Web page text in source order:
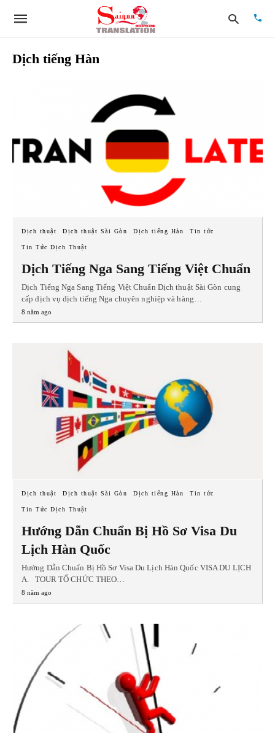
hit
enter:
Dịch tiếng Hàn
Dịch thuật Dịch thuật Sài Gòn Dịch tiếng Hàn Tin tức
Tin Tức Dịch Thuật
Dịch Tiếng Nga Sang Tiếng Việt Chuẩn
Dịch Tiếng Nga Sang Tiếng Việt Chuẩn Dịch thuật Sài Gòn cung
cấp dịch vụ dịch tiếng Nga chuyên nghiệp và hàng…
8 năm ago
Dịch thuật Dịch thuật Sài Gòn Dịch tiếng Hàn Tin tức
Tin Tức Dịch Thuật
Hướng Dẫn Chuẩn Bị Hồ Sơ Visa Du
Lịch Hàn Quốc
Hướng Dẫn Chuẩn Bị Hồ Sơ Visa Du Lịch Hàn Quốc VISA DU LỊCH
A. TOUR TỔ CHỨC THEO…
8 năm ago